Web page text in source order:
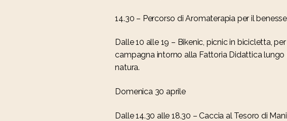
14.30 – Percorso di Aromaterapia per il
Dalle 10 alle 19 – Bikenic, picnic in bicicletta,
campagna intorno alla Fattoria Didattica lungo
natura.
Domenica 30 aprile
Dalle 14.30 alle 18.30 – Caccia al Tesoro di